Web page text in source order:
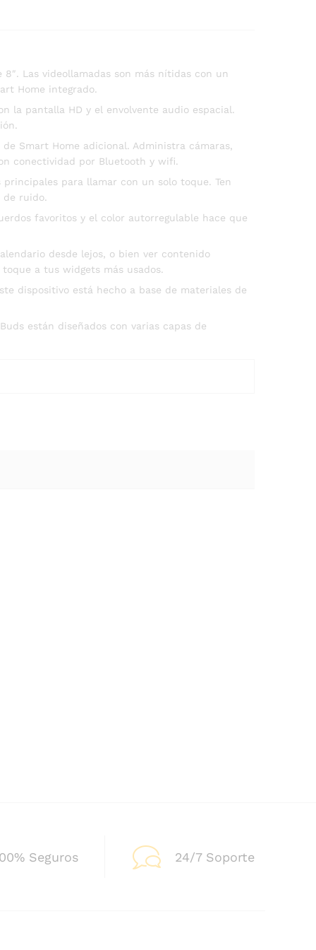
Las videollamadas son más nítidas con un
Home integrado.
la pantalla HD y el envolvente audio espacial.
Smart Home adicional. Administra cámaras,
conectividad por Bluetooth y wifi.
para llamar con un solo toque. Ten
de ruido.
favoritos y el color autorregulable hace que
desde lejos, o bien ver contenido
a tus widgets más usados.
dispositivo está hecho a base de materiales de
están diseñados con varias capas de
Seguros 24/7 Soporte